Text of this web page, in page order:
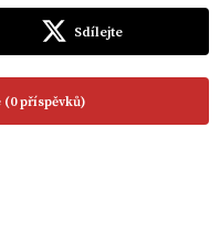
Sdílejte
příspěvků)